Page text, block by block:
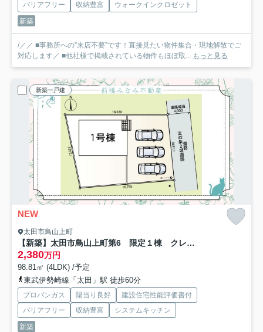
バリアフリー
収納豊富
ウォークインクロゼット
新築
/／／ ■事務所への”来店不要”です！直接見たい物件集合・現地解散でご
対応します／ ■他社様で掲載されている物件もほぼ取... もっと見る
新築一戸建
NEW
太田市鳥山上町
【新築】太田市鳥山上町第6 限定１棟 クレイドルガーデン 新築建売
2,380万円
98.81㎡ (4LDK) /予定
東武伊勢崎線「太田」駅 徒歩60分
プロパンガス 陽当り良好
建設住宅性能評価書付
バリアフリー
収納豊富
システムキッチン
新築